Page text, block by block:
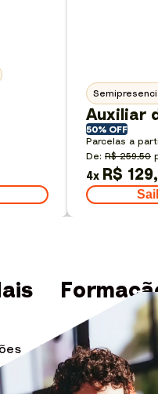
Auxiliar
50% OFF
Parcelas a
De: R$ 259,50
4x R$
Corpo docente
ampla
formação